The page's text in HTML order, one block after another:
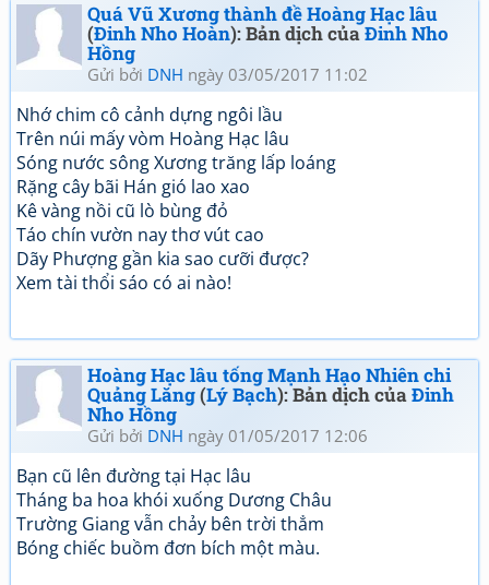
Quá Vũ Xương thành đề Hoàng Hạc lâu
(Đinh Nho Hoàn): Bản dịch củaĐinh Nho
Hồng
Gửi bởi DNH ngày 03/05/2017 11:02
Nhớ chim cô cảnh dựng ngôi lầu
Trên núi mấy vòm Hoàng Hạc lâu
Sóng nước sông Xương trăng lấp loáng
Rặng cây bãi Hán gió lao xao
Kê vàng nồi cũ lò bùng đỏ
Táo chín vườn nay thơ vút cao
Dãy Phượng gần kia sao cưỡi được?
Xem tài thổi sáo có ai nào!
Hoàng Hạc lâu tống Mạnh Hạo Nhiên chi
Quảng Lăng(Lý Bạch): Bản dịch củaĐinh
Nho Hồng
Gửi bởi DNH ngày 01/05/2017 12:06
Bạn cũ lên đường tại Hạc lâu
Tháng ba hoa khói xuống Dương Châu
Trường Giang vẫn chảy bên trời thẳm
Bóng chiếc buồm đơn bích một màu.